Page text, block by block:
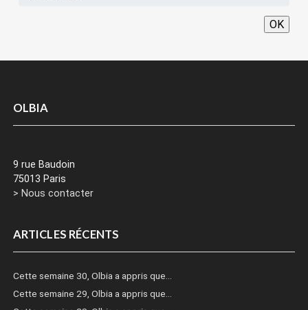
OK
OLBIA
9 rue Baudoin
75013 Paris
> Nous contacter
ARTICLES RÉCENTS
Cette semaine 30, Olbia a appris que…
Cette semaine 29, Olbia a appris que…